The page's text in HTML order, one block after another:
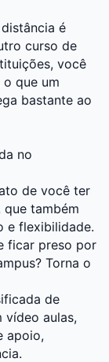
é
curso de
você
que um
bastante ao
no
de você ter
também
e flexibilidade.
ficar preso por
Torna o
de
vídeo aulas,
apoio,